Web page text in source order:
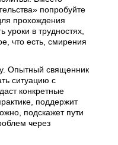
попробуйте
прохождения
уроки в трудностях,
что есть, смирения
Опытный священник
ситуацию с
конкретные
поддержит
подскажет пути
через